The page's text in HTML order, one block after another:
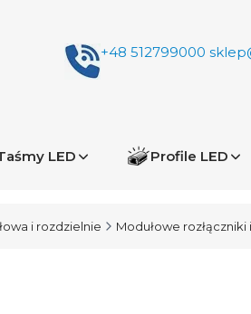
+48 512799000
LED Profile LED
i rozdzielnie Modułowe rozłączniki